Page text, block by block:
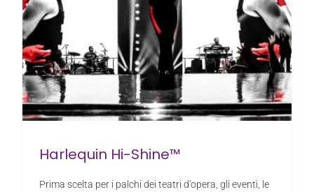
Harlequin Hi-Shine™
Prima scelta per i palchi dei teatri d’opera, gli eventi, le